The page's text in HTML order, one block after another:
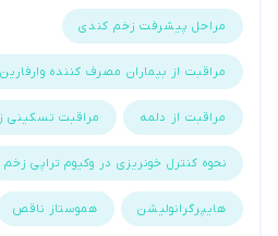
مراحل پیشرفت زخم کندی
مراقبت از بیماران مصرف کننده وارفارین
مراقبت از دلمه مراقبت تسکینی
نحوه کنترل خونریزی در وکیوم تراپی زخم
هایپرگرانولیشن هموستاز ناقص